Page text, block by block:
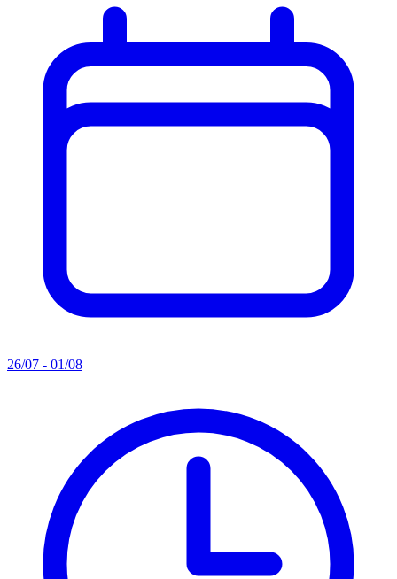
26/07 - 01/08